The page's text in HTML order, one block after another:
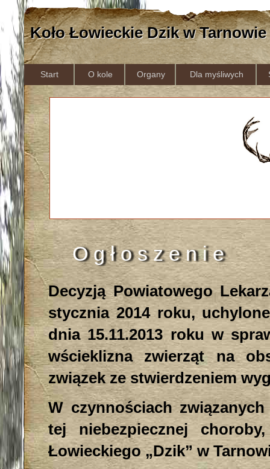
Koło Łowieckie Dzik w Tarnowie
Start O kole Organy Dla myśliwych
O g ł o s z e n i e
Decyzją Powiatowego
stycznia 2014 roku,
dnia 15.11.2013 roku w
wścieklizna zwierząt na
związek ze stwierdzeniem
W czynnościach
tej niebezpiecznej
Łowieckiego „Dzik” w